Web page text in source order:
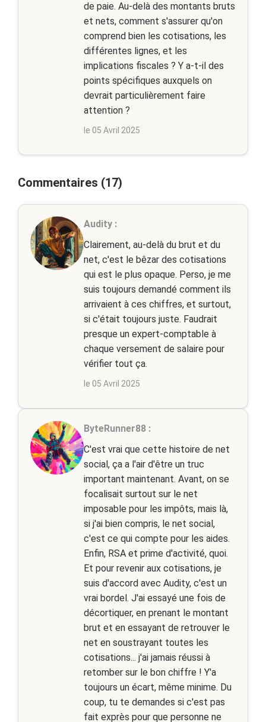
de paie. Au-delà des montants bruts
et nets, comment s'assurer qu'on
comprend bien les cotisations, les
différentes lignes, et les
implications fiscales ? Y a-t-il des
points spécifiques auxquels on
devrait particulièrement faire
attention ?
le 05 Avril 2025
Commentaires (17)
Audity :
Clairement, au-delà du brut et du
net, c'est le bêzar des cotisations
qui est le plus opaque. Perso, je me
suis toujours demandé comment ils
arrivaient à ces chiffres, et surtout,
si c'était toujours juste. Faudrait
presque un expert-comptable à
chaque versement de salaire pour
vérifier tout ça.
le 05 Avril 2025
ByteRunner88 :
C'est vrai que cette histoire de net
social, ça a l'air d'être un truc
important maintenant. Avant, on se
focalisait surtout sur le net
imposable pour les impôts, mais là,
si j'ai bien compris, le net social,
c'est ce qui compte pour les aides.
Enfin, RSA et prime d'activité, quoi.
Et pour revenir aux cotisations, je
suis d'accord avec Audity, c'est un
vrai bordel. J'ai essayé une fois de
décortiquer, en prenant le montant
brut et en essayant de retrouver le
net en soustrayant toutes les
cotisations... j'ai jamais réussi à
retomber sur le bon chiffre ! Y'a
toujours un écart, même minime. Du
coup, tu te demandes si c'est pas
fait exprès pour que personne ne